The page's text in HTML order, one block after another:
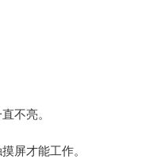
不亮。
屏才能工作。